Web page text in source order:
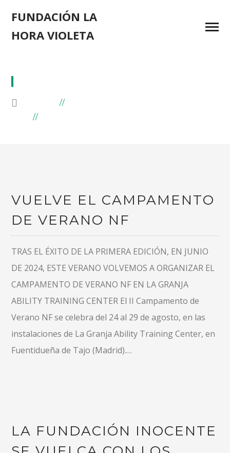
FUNDACIÓN LA
HORA VIOLETA
VUELVE EL CAMPAMENTO
DE VERANO NF
TRAS EL ÉXITO DE LA PRIMERA EDICIÓN, EN JUNIO
DE 2024, ESTE VERANO VOLVEMOS A ORGANIZAR EL
CAMPAMENTO DE VERANO NF EN LA GRANJA
ABILITY TRAINING CENTER El II Campamento de
Verano NF se celebra del 24 al 29 de agosto, en las
instalaciones de La Granja Ability Training Center, en
Fuentidueña de Tajo (Madrid).…
LA FUNDACIÓN INOCENTE